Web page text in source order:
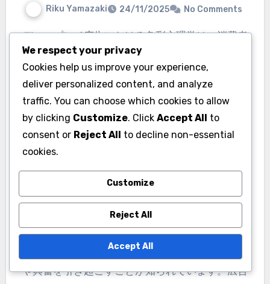
Riku Yamazaki 24/11/2025 No Comments
ディスプレイ広告における色彩心理学は、消費者
の感情や行動に深い影響を与える重要な要素で
す。適切な色を選ぶことで、広告の効果を最大化
し、ブランドの印象を強化することができます。
特に、ターゲットオーディエンスや文化的背景を
考慮した色選びが、消費者の反応を促進します。
者の感情や行動に大きな影響を与えます。適切な
色を選ぶことで、広告の効果を高め、ブランドの
印象を強化することが可能です。 色彩が感情に与
える影響 色彩は人間の感情に直接的な影響を及ぼ
します。例えば、青は信頼感を与え、赤は緊急性
や興奮を引き起こすことが知られています。広告
We respect your privacy
Cookies help us improve your experience,
deliver personalized content, and analyze
traffic. You can choose which cookies to allow
by clicking Customize. Click Accept All to
consent or Reject All to decline non-essential
cookies.
Customize
Reject All
Accept All